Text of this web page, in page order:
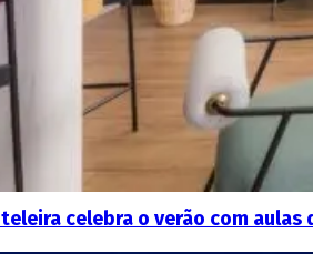
celebra o verão com aulas